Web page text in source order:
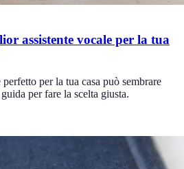
assistente vocale per la tua
per la tua casa può sembrare
per fare la scelta giusta.